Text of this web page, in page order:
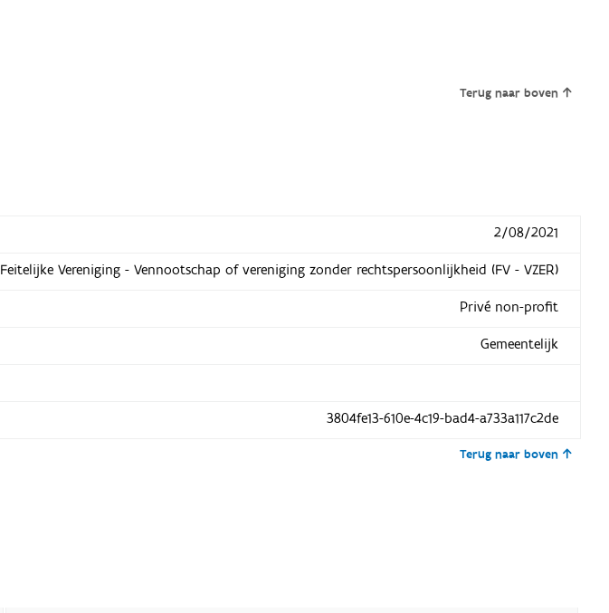
Terug naar boven
2/08/2021
Feitelijke Vereniging - Vennootschap of vereniging zonder rechtspersoonlijkheid (FV - VZER)
Privé non-profit
Gemeentelijk
3804fe13-610e-4c19-bad4-a733a117c2de
Terug naar boven